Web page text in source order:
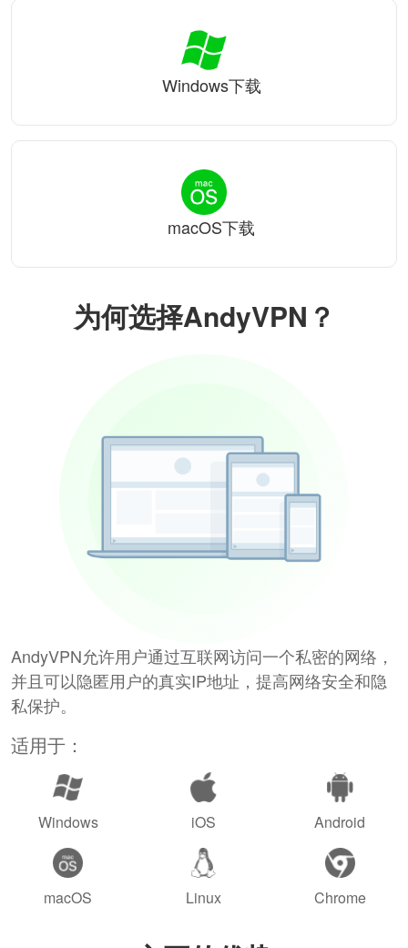
为何选择AndyVPN？
AndyVPN允许用户通过互联网访问一个私密的网络，
并且可以隐匿用户的真实IP地址，提高网络安全和隐
私保护。
适用于：
Windows iOS Android
macOS Linux Chrome
Windows下载
macOS下载